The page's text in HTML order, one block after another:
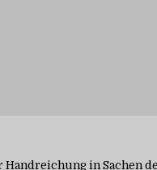
in Sachen